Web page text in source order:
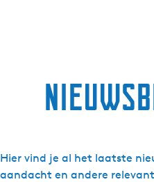
Hier vind je al het laatste
aandacht en andere